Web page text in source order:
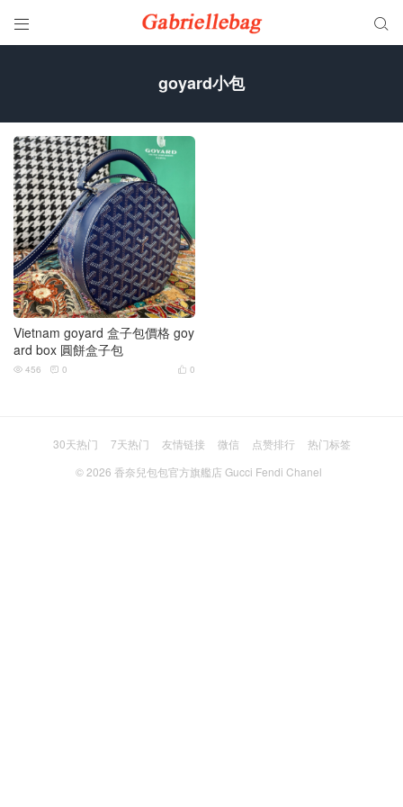
 
goyard小包
Vietnam goyard 盒子包價格 ​goy
ard box 圓餅盒子包
 0
 456  0
30天热门 7天热门 友情链接 微信 点赞排行
热门标签
© 2026 香奈兒包包官方旗艦店 Gucci Fendi Chanel